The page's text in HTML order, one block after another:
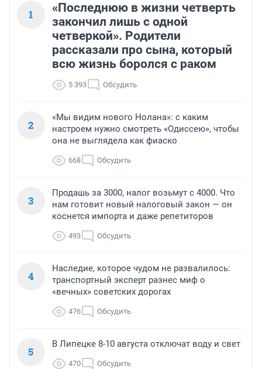
1
«Последнюю в жизни четверть
закончил лишь с одной
четверкой». Родители
рассказали про сына, который
всю жизнь боролся с раком
5 393 Обсудить
2
«Мы видим нового Нолана»: с каким
настроем нужно смотреть «Одиссею», чтобы
она не выглядела как фиаско
668 Обсудить
3
Продашь за 3000, налог возьмут с 4000. Что
нам готовит новый налоговый закон — он
коснется импорта и даже репетиторов
493 Обсудить
4
Наследие, которое чудом не развалилось:
транспортный эксперт разнес миф о
«вечных» советских дорогах
476 Обсудить
5
В Липецке 8-10 августа отключат воду и свет
470 Обсудить